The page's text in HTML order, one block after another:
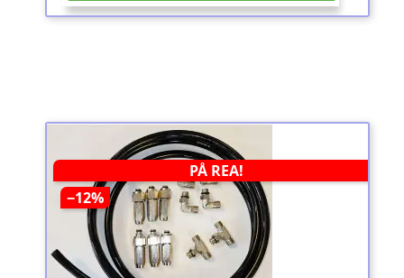
PÅ REA!
−12%